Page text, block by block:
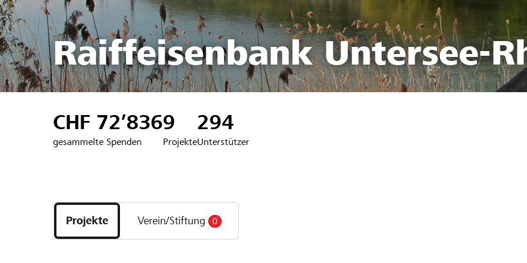
Raiffeisenbank Untersee-
CHF 72’836
gesammelte Spenden
9
Projekte
294
Unterstützer
Projekte
und
Organisationen
Projekte Verein/Stiftung 0